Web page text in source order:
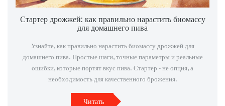
Стартер дрожжей: как правильно нарастить биомассу
для домашнего пива
Узнайте, как правильно нарастить биомассу дрожжей для
домашнего пива. Простые шаги, точные параметры и реальные
ошибки, которые портят вкус пива. Стартер - не опция, а
необходимость для качественного брожения.
Читать